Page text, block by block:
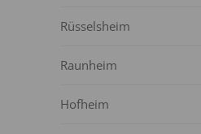
Rüsselsheim
Raunheim
Hofheim